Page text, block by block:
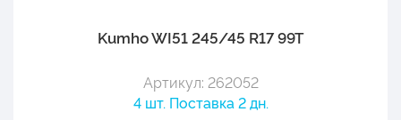
Kumho WI51 245/45 R17 99T
Артикул: 262052
4 шт. Поставка 2 дн.